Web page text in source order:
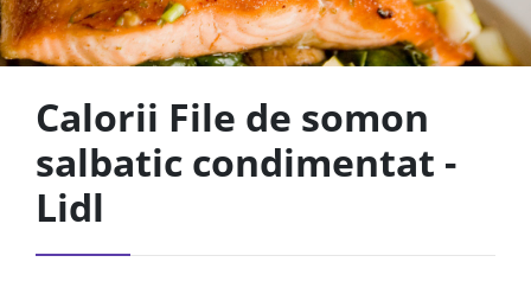
Calorii File de somon
salbatic condimentat -
Lidl